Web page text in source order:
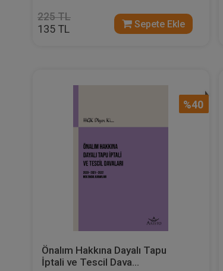
225 TL
135 TL Sepete Ekle
%40
Önalım Hakkına Dayalı Tapu
İptali ve Tescil Dava...